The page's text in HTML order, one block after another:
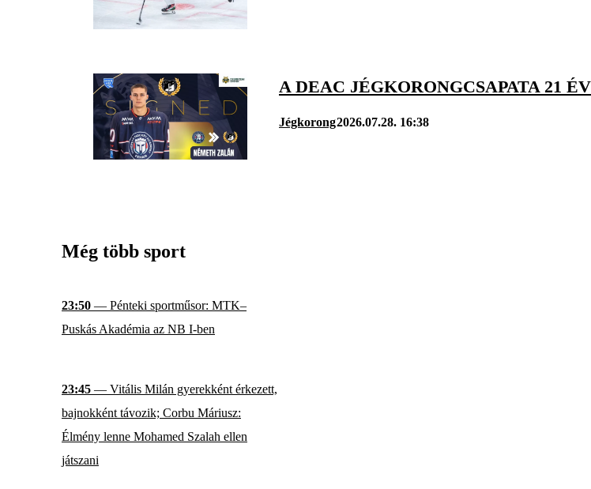
A DEAC JÉGKORONGCSAPATA 21
Jégkorong2026.07.28. 16:38
Még több sport
23:50 — Pénteki sportműsor: MTK–
Puskás Akadémia az NB I-ben
23:45 — Vitális Milán gyerekként érkezett,
bajnokként távozik; Corbu Máriusz:
Élmény lenne Mohamed Szalah ellen
játszani